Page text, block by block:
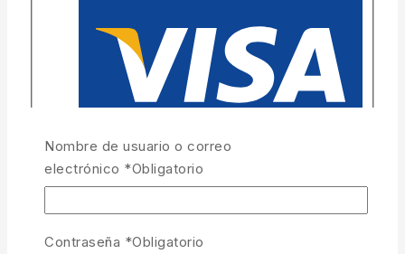
Nombre de usuario o correo
electrónico *Obligatorio
Contraseña *Obligatorio